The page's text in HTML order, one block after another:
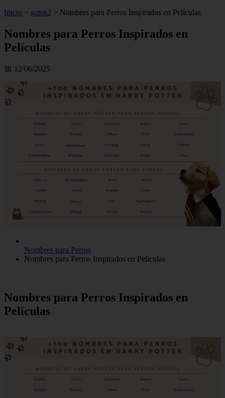
Inicio > gatos2 > Nombres para Perros Inspirados en Películas
Nombres para Perros Inspirados en
Películas
📅 12/06/2025
Nombres para Perros
Nombres para Perros Inspirados en Películas
Nombres para Perros Inspirados en
Películas